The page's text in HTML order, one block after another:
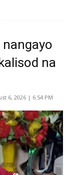
na
6, 2026 | 6:54 PM